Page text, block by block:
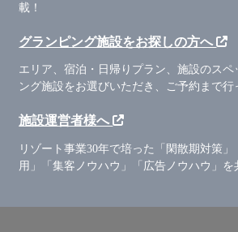
載！
グランピング施設をお探しの方へ
エリア、宿泊・日帰りプラン、施設のス
ング施設をお選びいただき、ご予約まで行
施設運営者様へ
リゾート事業30年で培った「閑散期対策
用」「集客ノウハウ」「広告ノウハウ」を